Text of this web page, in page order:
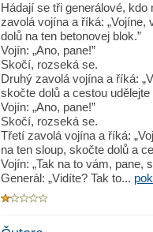
Hádají se tři generálové,
zavolá vojína a říká: „Vojíne,
dolů na ten betonovej blok.”
Vojín: „Ano, pane!”
Skočí, rozseká se.
Druhý zavolá vojína a říká:
skočte dolů a cestou udělejte
Vojín: „Ano, pane!”
Skočí, rozseká se.
Třetí zavolá vojína a říká:
na ten sloup, skočte dolů a
Vojín: „Tak na to vám, pane,
Generál: „Vidíte? Tak to...